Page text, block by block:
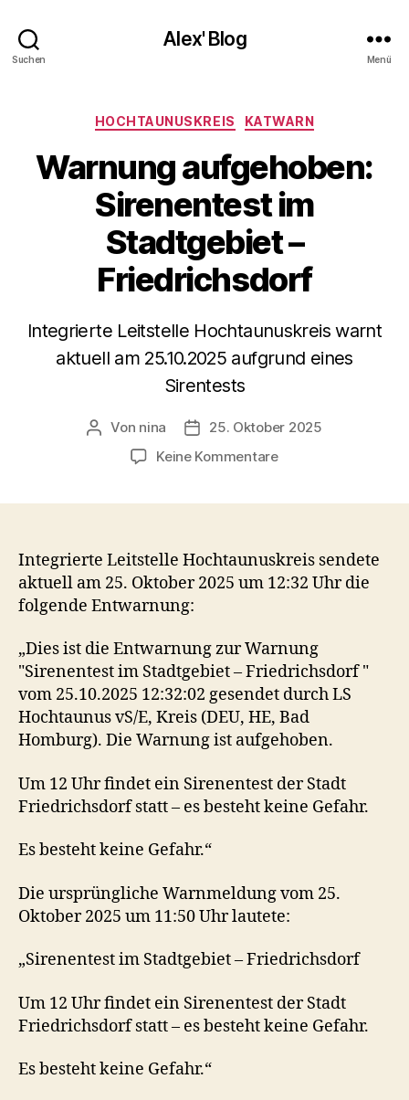
Suchen
Alex' Blog
Menü
Kategorien
HOCHTAUNUSKREIS KATWARN
Warnung aufgehoben:
Sirenentest im
Stadtgebiet –
Friedrichsdorf
Integrierte Leitstelle Hochtaunuskreis warnt
aktuell am 25.10.2025 aufgrund eines
Sirentests
Beitragsautor
Von nina Veröffentlichungsdatum
25. Oktober 2025
Keine Kommentarezu
Stadtgebiet
–
Integrierte Leitstelle Hochtaunuskreis sendete
aktuell am 25. Oktober 2025 um 12:32 Uhr die
folgende Entwarnung:
„Dies ist die Entwarnung zur Warnung
"Sirenentest im Stadtgebiet – Friedrichsdorf "
vom 25.10.2025 12:32:02 gesendet durch LS
Hochtaunus vS/E, Kreis (DEU, HE, Bad
Homburg). Die Warnung ist aufgehoben.
Um 12 Uhr findet ein Sirenentest der Stadt
Friedrichsdorf statt – es besteht keine Gefahr.
Es besteht keine Gefahr.“
Die ursprüngliche Warnmeldung vom 25.
Oktober 2025 um 11:50 Uhr lautete:
„Sirenentest im Stadtgebiet – Friedrichsdorf
Um 12 Uhr findet ein Sirenentest der Stadt
Friedrichsdorf statt – es besteht keine Gefahr.
Es besteht keine Gefahr.“